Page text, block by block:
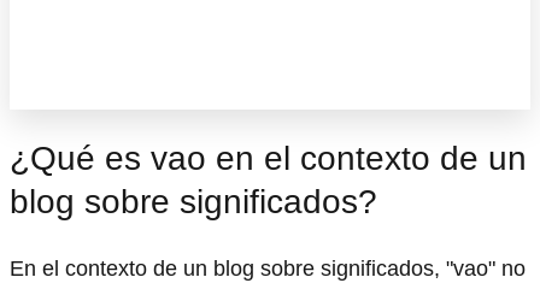
¿Qué es vao en el contexto de un
blog sobre significados?
En el contexto de un blog sobre significados, "vao" no